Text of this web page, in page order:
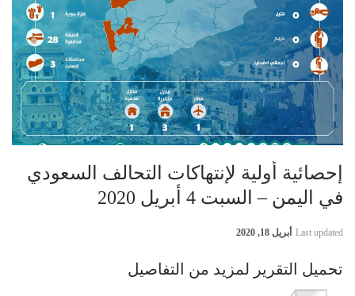
إحصائية أولية لإنتهاكات التحالف السعودي
في اليمن – السبت 4 أبريل 2020
Last updated أبريل 18, 2020
تحميل التقرير لمزيد من التفاصيل